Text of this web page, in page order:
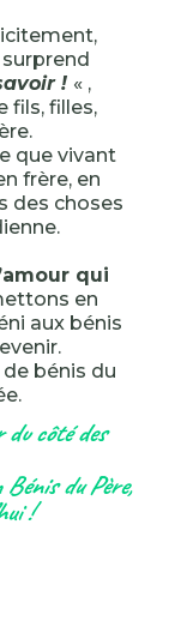
! « ,
fils, filles,
que vivant
frère, en
des choses
qui
en
aux bénis
de bénis du
côté des
du Père,
!